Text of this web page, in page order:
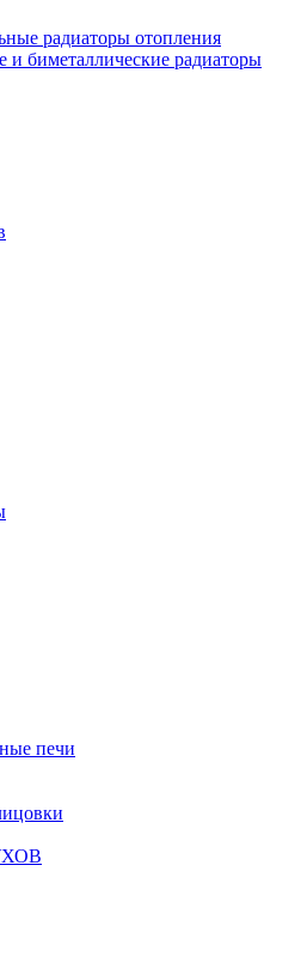
радиаторы отопления
биметаллические радиаторы
печи